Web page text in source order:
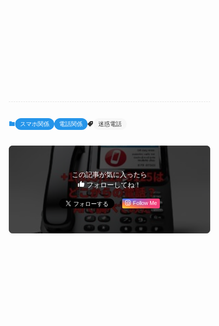
スマホ関係 電話関係 迷惑電話
この記事が気に入ったら
フォローしてね！
Follow Me